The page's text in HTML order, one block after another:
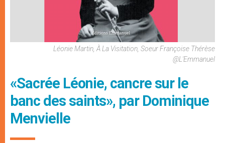
Léonie Martin, À La Visitation, Soeur Françoise Thérèse
@L'Emmanuel
«Sacrée Léonie, cancre sur le
banc des saints», par Dominique
Menvielle